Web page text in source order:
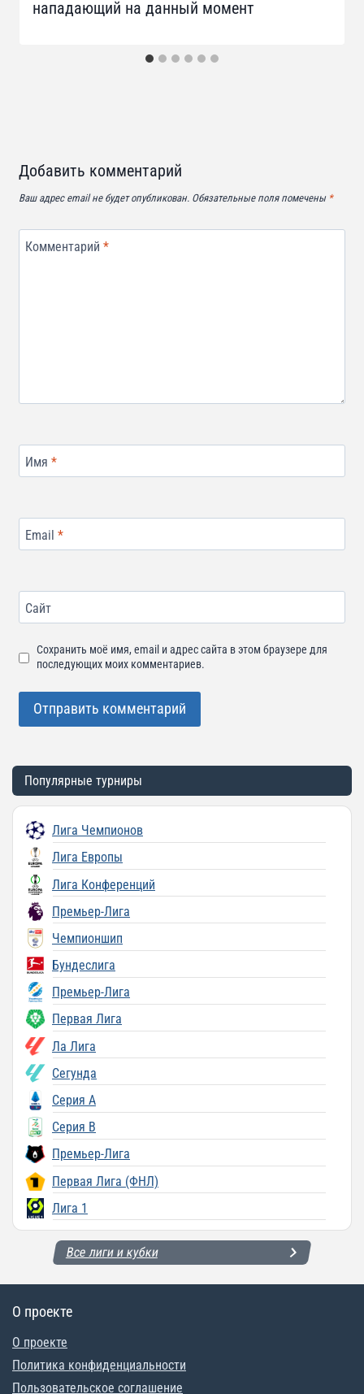
нападающий на данный момент
Добавить комментарий
Ваш адрес email не будет опубликован. Обязательные поля помечены *
Комментарий *
Имя *
Email *
Сайт
Сохранить моё имя, email и адрес сайта в этом браузере для
последующих моих комментариев.
Популярные турниры
Лига Чемпионов
Лига Европы
Лига Конференций
Премьер-Лига
Чемпионшип
Бундеслига
Премьер-Лига
Первая Лига
Ла Лига
Сегунда
Серия A
Серия B
Премьер-Лига
Первая Лига (ФНЛ)
Лига 1
Все лиги и кубки
О проекте
О проекте
Политика конфиденциальности
Пользовательское соглашение